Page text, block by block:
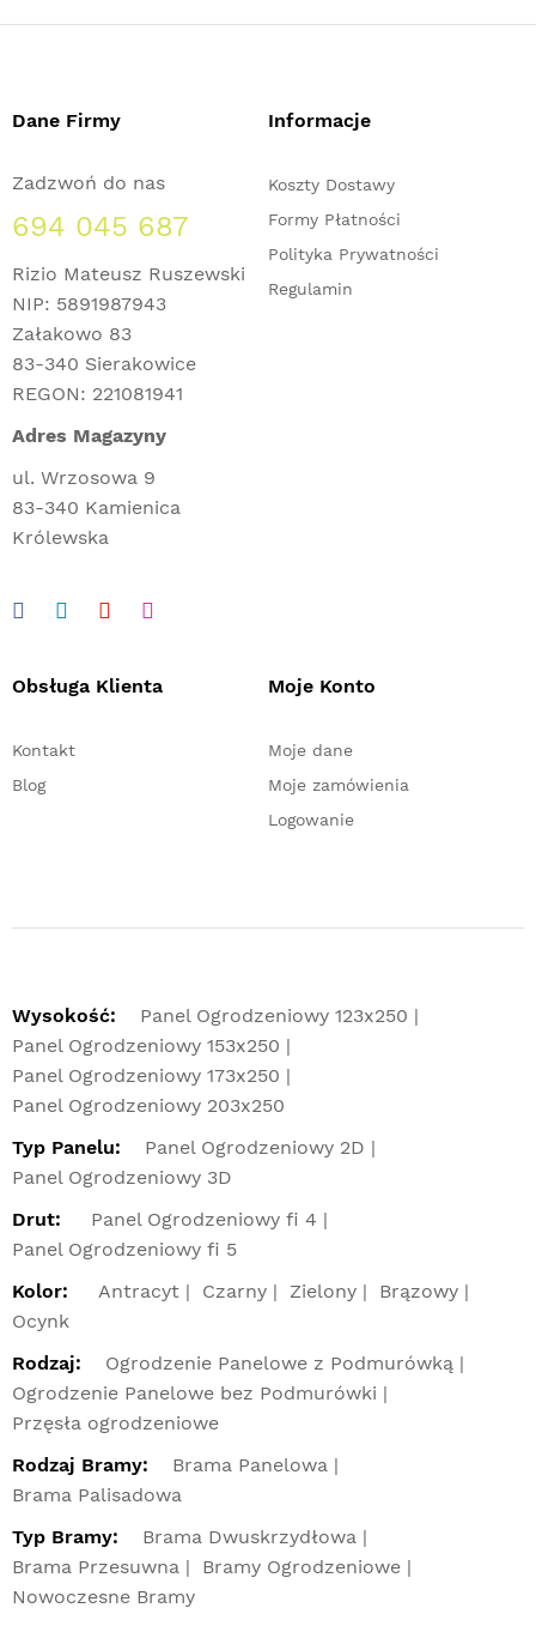
Dane Firmy
Zadzwoń do nas
694 045 687
Rizio Mateusz Ruszewski
NIP: 5891987943
Załakowo 83
83-340 Sierakowice
REGON: 221081941
Adres Magazyny
ul. Wrzosowa 9
83-340 Kamienica
Królewska
Informacje
Koszty Dostawy
Formy Płatności
Polityka Prywatności
Regulamin
Obsługa Klienta
Kontakt
Blog
Moje Konto
Moje dane
Moje zamówienia
Logowanie
Wysokość:
Panel Ogrodzeniowy 123x250
Panel Ogrodzeniowy 153x250
Panel Ogrodzeniowy 173x250
Panel Ogrodzeniowy 203x250
Typ Panelu:
Panel Ogrodzeniowy 2D
Panel Ogrodzeniowy 3D
Drut:
Panel Ogrodzeniowy fi 4
Panel Ogrodzeniowy fi 5
Kolor:
Antracyt Czarny Zielony
Brązowy
Ocynk
Rodzaj:
Ogrodzenie Panelowe z Podmurówką
Ogrodzenie Panelowe bez Podmurówki
Przęsła ogrodzeniowe
Rodzaj Bramy:
Brama Panelowa
Brama Palisadowa
Typ Bramy:
Brama Dwuskrzydłowa
Brama Przesuwna
Bramy Ogrodzeniowe
Nowoczesne Bramy